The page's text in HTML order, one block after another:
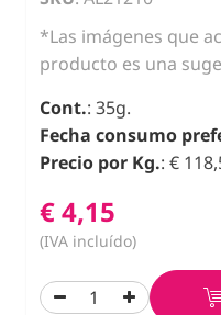
*Las imágenes que
producto es una
Cont.: 35g.
Fecha consumo
Precio por Kg.: €
€ 4,15
(IVA incluído)